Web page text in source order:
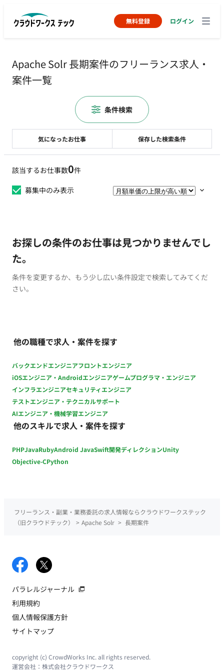
無料登録 ログイン
Apache Solr 長期案件のフリーランス求人・
案件一覧
該当するお仕事数0件
募集中のみ表示
お探しの条件のお仕事は見つかりませんでし
た。
条件を変更するか、もう少し広い条件設定で検索してみてくだ
さい。
他の職種で求人・案件を探す
バックエンドエンジニアフロントエンジニア
iOSエンジニア・Androidエンジニアゲームプログラマ・エンジニア
インフラエンジニアセキュリティエンジニア
テストエンジニア・テクニカルサポート
AIエンジニア・機械学習エンジニア
他のスキルで求人・案件を探す
PHPJavaRubyAndroid JavaSwift開発ディレクションUnity
Objective-CPython
気になったお仕事 保存した検索条件
条件検索
フリーランス・副業・業務委託の求人情報ならクラウドワークステック
（旧クラウドテック）
> Apache Solr > 長期案件
パラレルジャーナル
利用規約
個人情報保護方針
サイトマップ
copyright (c) CrowdWorks Inc. all rights reserved.
運営会社： 株式会社クラウドワークス